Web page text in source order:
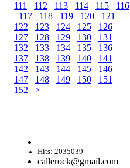
111
112 113 114 115
116
117
118 119 120
121
122
123 124 125
126
127
128 129 130
131
132
133 134 135
136
137
138 139 140
141
142
143 144 145
146
147
148 149 150
151
152
>
Hits: 2035039
callerock@gmail.com